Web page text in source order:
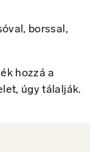
borssal,
hozzá a
úgy tálalják.